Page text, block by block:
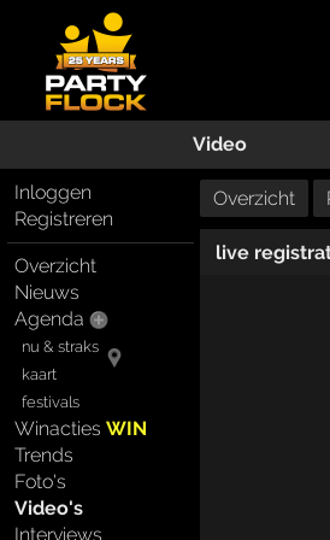
Video
Inloggen
Registreren
Overzicht
Nieuws
Agenda
nu & straks
kaart
festivals
WinactiesWIN
Trends
Foto's
Video's
Interviews
Overzicht
live